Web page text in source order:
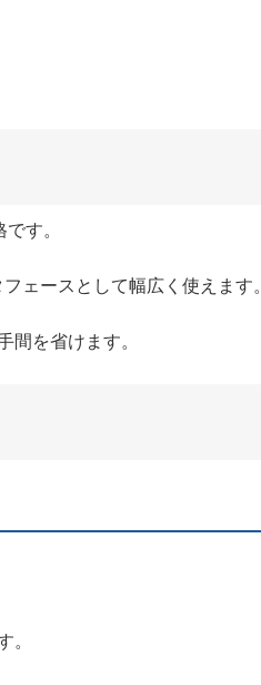
す。
ェースとして幅広く使えます。
を省けます。